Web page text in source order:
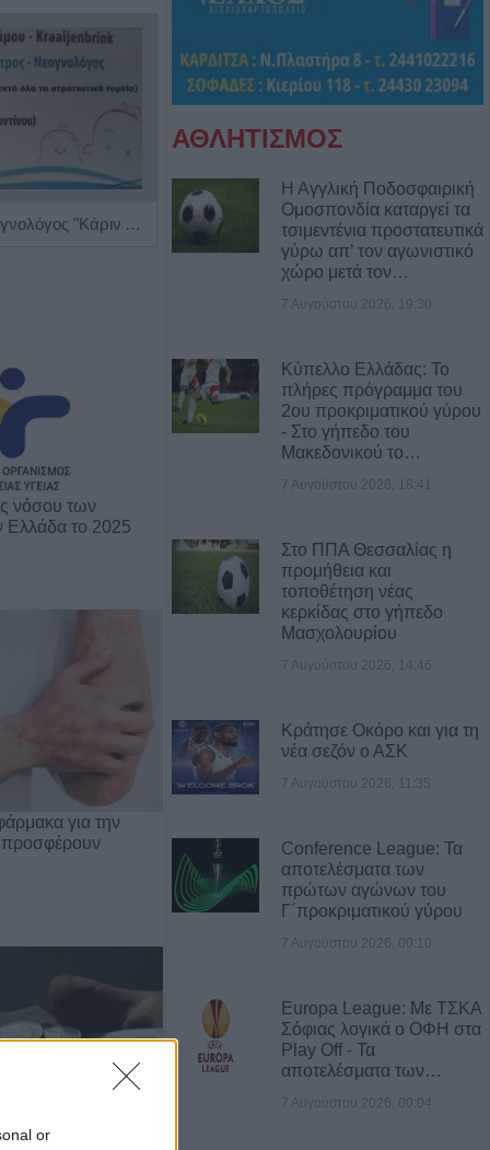
or
Παιδίατρος - Νεογνολόγος "Κάριν Αδάμου - Kraaijenbrink" Πνευμονολόγος - Φυματιολόγος "Σταυρούλα Δ. Νούκα"
νόσου των
Ελλάδα το 2025
για την
οικονομικές
ΑΘΛΗΤΙΣΜΟΣ
Η Αγγλική Ποδοσφαιρική
Ομοσπονδία καταργεί τα
τσιμεντένια προστατευτικά
γύρω απ’ τον αγωνιστικό
χώρο μετά τον…
7 Αυγούστου 2026, 19:30
Κύπελλο Ελλάδας: Το
πλήρες πρόγραμμα του
2ου προκριματικού γύρου
- Στο γήπεδο του
Μακεδονικού το…
7 Αυγούστου 2026, 18:41
Στο ΠΠΑ Θεσσαλίας η
προμήθεια και
τοποθέτηση νέας
κερκίδας στο γήπεδο
Μασχολουρίου
7 Αυγούστου 2026, 14:46
Κράτησε Οκόρο και για τη
νέα σεζόν ο ΑΣΚ
7 Αυγούστου 2026, 11:35
Conference League: Τα
αποτελέσματα των
πρώτων αγώνων του
Γ΄προκριματικού γύρου
7 Αυγούστου 2026, 00:10
Europa League: Με ΤΣΚΑ
Σόφιας λογικά ο ΟΦΗ στα
Play Off - Τα
αποτελέσματα των…
7 Αυγούστου 2026, 00:04